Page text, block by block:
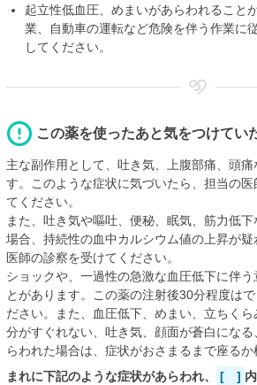
起立性低血圧、めまいがあらわれること
業、自動車の運転など危険を伴う作業に
してください。
この薬を使ったあと気をつけてい
主な副作用として、吐き気、上腹部痛、頭痛
す。このような症状に気づいたら、担当の
てください。
また、吐き気や嘔吐、便秘、眠気、筋力低
場合、持続性の血中カルシウム値の上昇が
医師の診察を受けてください。
ショックや、一過性の急激な血圧低下に伴う
とがあります。この薬の注射後30分程度は
ださい。また、血圧低下、めまい、立ちく
分がすぐれない、吐き気、顔面が蒼白にな
らわれた場合は、症状がおさまるまで座るか
まれに下記のような症状があらわれ、
[ ]